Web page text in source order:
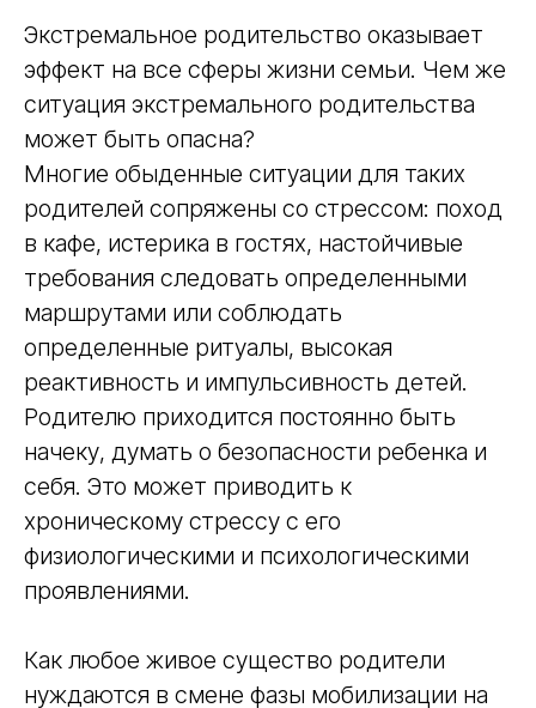
Экстремальное родительство оказывает
эффект на все сферы жизни семьи. Чем же
ситуация экстремального родительства
может быть опасна?
Многие обыденные ситуации для таких
родителей сопряжены со стрессом: поход
в кафе, истерика в гостях, настойчивые
требования следовать определенными
маршрутами или соблюдать
определенные ритуалы, высокая
реактивность и импульсивность детей.
Родителю приходится постоянно быть
начеку, думать о безопасности ребенка и
себя. Это может приводить к
хроническому стрессу с его
физиологическими и психологическими
проявлениями.
Как любое живое существо родители
нуждаются в смене фазы мобилизации на
Практический онлайн-курс
«РАБОТА С РОДИТЕЛЯМИ:
СТРАТЕГИИ КОУЧИНГА В
РАБОТЕ СПЕЦИАЛИСТА ПО
РАННЕМУ ДЕТСКОМУ
РАЗВИТИЮ»
Зарегистрируйтесь на курс и внедрите в
практику методику включения семьи в
обучение и развитие своего малыша!
Подробнее